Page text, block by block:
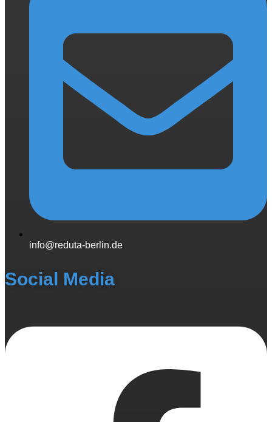
info@reduta-berlin.de
Social Media